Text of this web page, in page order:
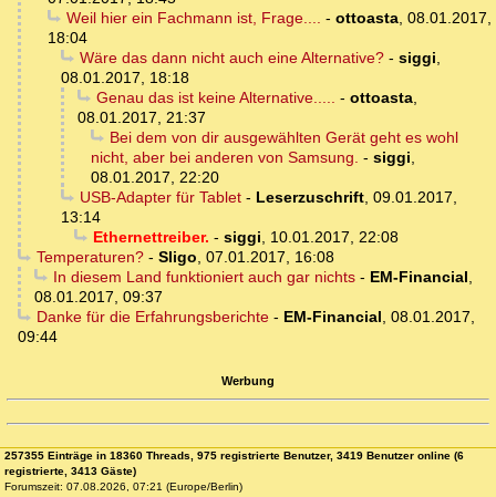
Weil hier ein Fachmann ist, Frage.... - ottoasta, 08.01.2017,
18:04
Wäre das dann nicht auch eine Alternative?- siggi,
08.01.2017, 18:18
Genau das ist keine Alternative..... - ottoasta,
08.01.2017, 21:37
Bei dem von dir ausgewählten Gerät geht es wohl
nicht, aber bei anderen von Samsung. - siggi,
08.01.2017, 22:20
USB-Adapter für Tablet- Leserzuschrift, 09.01.2017,
13:14
Ethernettreiber. - siggi, 10.01.2017, 22:08
Temperaturen?- Sligo, 07.01.2017, 16:08
In diesem Land funktioniert auch gar nichts- EM-Financial,
08.01.2017, 09:37
Danke für die Erfahrungsberichte- EM-Financial, 08.01.2017,
09:44
Werbung
257355 Einträge in 18360 Threads, 975 registrierte Benutzer, 3419 Benutzer online (6
registrierte, 3413 Gäste)
Forumszeit: 07.08.2026, 07:21 (Europe/Berlin)